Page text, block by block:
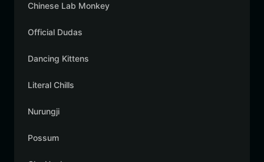
Chinese Lab Monkey
Official Dudas
Dancing Kittens
Literal Chills
Nurungji
Possum